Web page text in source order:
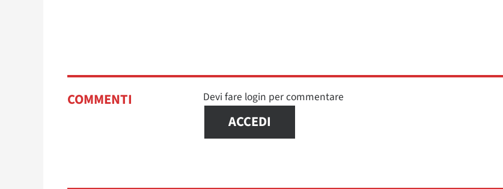
COMMENTI Devi fare login per commentare
ACCEDI